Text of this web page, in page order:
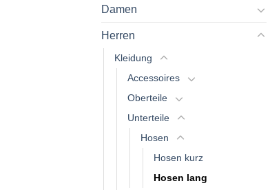
Damen
Herren
Kleidung
Accessoires
Oberteile
Unterteile
Hosen
Hosen kurz
Hosen lang